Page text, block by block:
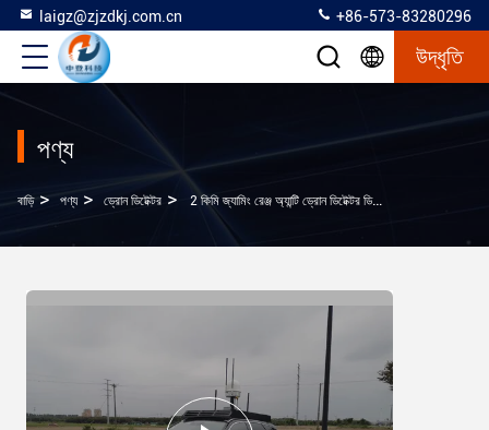
laigz@zjzdkj.com.cn +86-573-83280296
উদ্ধৃতি
পণ্য
বাড়ি > পণ্য > ড্রোন ডিটেক্টর > 2 কিমি জ্যামিং রেঞ্জ অ্যান্টি ড্রোন ডিটেক্টর ডিভাইস এসি পাওয়ার